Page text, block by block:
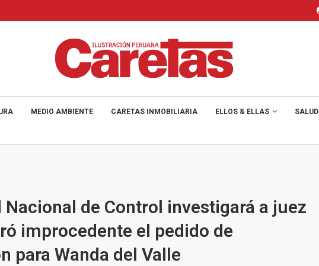
MEDIO AMBIENTE CARETAS INMOBILIARIA ELLOS & ELLAS SALUD
de Control investigará a juez
improcedente el pedido de
para Wanda del Valle